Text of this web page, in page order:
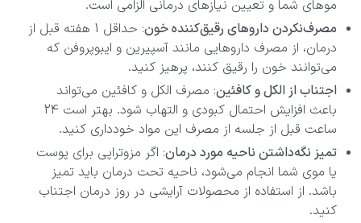
موهای شما و تعیین نیازهای درمانی الزامی است.
مصرف‌نکردن داروهای رقیق‌کننده خون
: حداقل 1 هفته قبل از
درمان، از مصرف داروهایی مانند آسپیرین و ایبوپروفن که
می‌توانند خون را رقیق کنند، پرهیز کنید.
اجتناب از الکل و کافئین: مصرف الکل و کافئین می‌تواند
باعث افزایش احتمال کبودی و التهاب شود. بهتر است 24
ساعت قبل از جلسه از مصرف این مواد خودداری کنید.
تمیز نگه‌داشتن ناحیه مورد درمان: اگر مزوتراپی برای پوست
یا موی شما انجام می‌شود، ناحیه تحت درمان باید تمیز
باشد. از استفاده از محصولات آرایشی در روز درمان اجتناب
کنید.